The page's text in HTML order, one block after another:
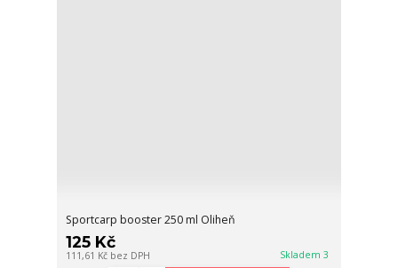
Sportcarp booster 250 ml Oliheň
125 Kč
111,61 Kč bez DPH Skladem 3